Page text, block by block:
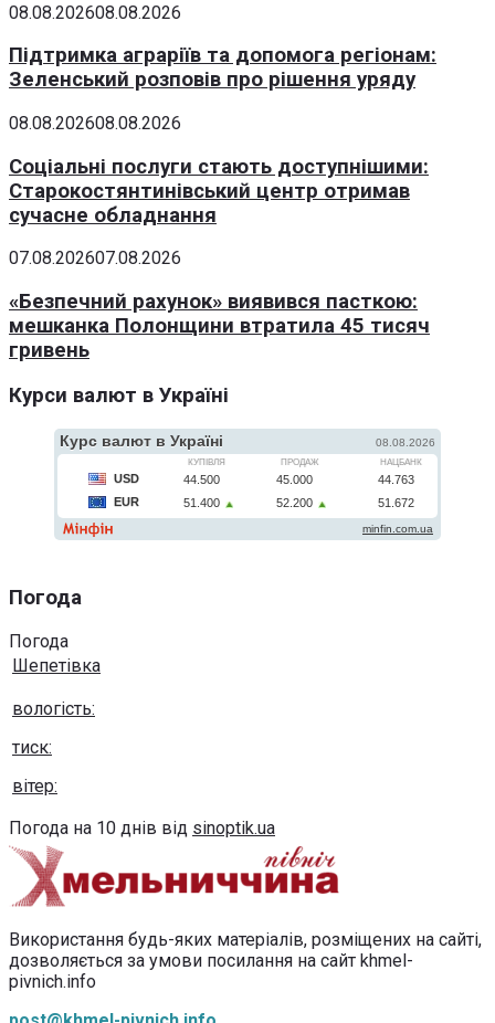
08.08.202608.08.2026
Підтримка аграріїв та допомога регіонам:
Зеленський розповів про рішення уряду
08.08.202608.08.2026
Соціальні послуги стають доступнішими:
Старокостянтинівський центр отримав
сучасне обладнання
07.08.202607.08.2026
«Безпечний рахунок» виявився пасткою:
мешканка Полонщини втратила 45 тисяч
гривень
Курси валют в Україні
Погода
Погода
Шепетівка
вологість:
тиск:
вітер:
Погода на 10 днів від sinoptik.ua
Використання будь-яких матеріалів, розміщених на сайті,
дозволяється за умови посилання на сайт khmel-
pivnich.info